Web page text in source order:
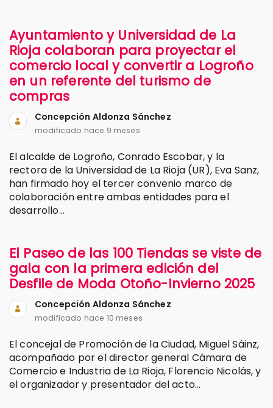
Ayuntamiento y Universidad de La
Rioja colaboran para proyectar el
comercio local y convertir a Logroño
en un referente del turismo de
compras
Concepción Aldonza Sánchez
modificado hace 9 meses
El alcalde de Logroño, Conrado Escobar, y la
rectora de la Universidad de La Rioja (UR), Eva Sanz,
han firmado hoy el tercer convenio marco de
colaboración entre ambas entidades para el
desarrollo...
El Paseo de las 100 Tiendas se viste de
gala con la primera edición del
Desfile de Moda Otoño-Invierno 2025
Concepción Aldonza Sánchez
modificado hace 10 meses
El concejal de Promoción de la Ciudad, Miguel Sáinz,
acompañado por el director general Cámara de
Comercio e Industria de La Rioja, Florencio Nicolás, y
el organizador y presentador del acto...